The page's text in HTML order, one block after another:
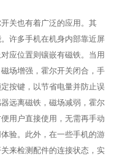
关也有着广泛的应用。其
许多手机在机身内部靠近屏
应位置则镶嵌有磁铁。当用
场增强，霍尔开关闭合，手
按键，以节省电量并防止误
远离磁铁，磁场减弱，霍尔
用户直接使用，无需再手动
验。此外，在一些手机的游
来检测配件的连接状态，实